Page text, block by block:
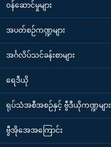
၀န်ဆောင်မှုများ
အပတ်စဉ်ကဏ္ဍများ
အင်္ဂလိပ်သင်ခန်းစာများ
ရေဒီယို
ရုပ်သံအစီအစဉ်နှင့် ဗွီဒီယိုကဏ္ဍများ
ဗွီအိုအေအကြောင်း